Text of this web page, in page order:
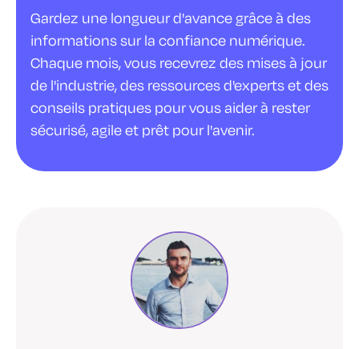
Gardez une longueur d'avance grâce à des
informations sur la confiance numérique.
Chaque mois, vous recevrez des mises à jour
de l'industrie, des ressources d'experts et des
conseils pratiques pour vous aider à rester
sécurisé, agile et prêt pour l'avenir.